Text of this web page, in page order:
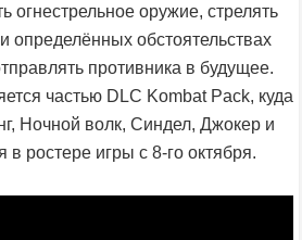
огнестрельное оружие, стрелять
определённых обстоятельствах
противника в будущее.
частью DLC Kombat Pack, куда
Ночной волк, Синдел, Джокер и
в ростере игры с 8-го октября.